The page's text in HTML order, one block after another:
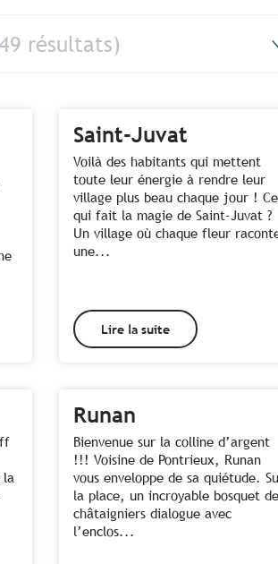
résultats)
Saint-Juvat
Voilà des habitants qui mettent
toute leur énergie à rendre leur
village plus beau chaque jour ! Ce
qui fait la magie de Saint-Juvat ?
Un village où chaque fleur
une...
Lire la suite
la
Runan
Bienvenue sur la colline d’argent
!!! Voisine de Pontrieux, Runan
vous enveloppe de sa quiétude.
la place, un incroyable bosquet de
châtaigniers dialogue avec
l’enclos...